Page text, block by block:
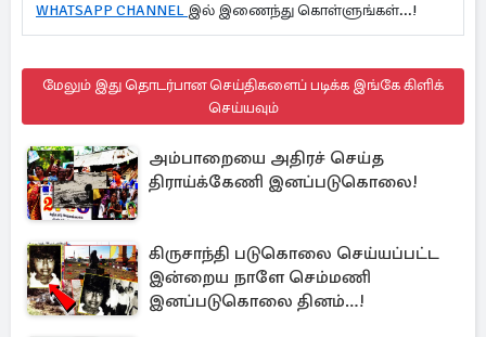
WHATSAPP CHANNEL இல் இணைந்து கொள்ளுங்கள்...!
மேலும் இது தொடர்பான செய்திகளைப் படிக்க இங்கே கிளிக்
செய்யவும்
அம்பாறையை அதிரச் செய்த
திராய்க்கேணி இனப்படுகொலை!
கிருசாந்தி படுகொலை செய்யப்பட்ட
இன்றைய நாளே செம்மணி
இனப்படுகொலை தினம்…!